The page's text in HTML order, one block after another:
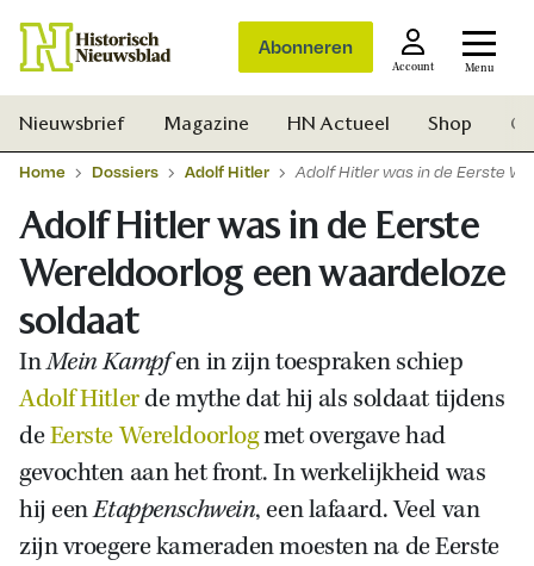
Abonneren
Account Menu
Zoek
Nieuwsbrief Magazine HN Actueel Shop
Home Dossiers Adolf Hitler Adolf Hitler was in de Eerste
Adolf Hitler was in de Eerste
Wereldoorlog een waardeloze
soldaat
InMein Kampfen in zijn toespraken schiep
Adolf Hitlerde mythe dat hij als soldaat tijdens
deEerste Wereldoorlogmet overgave had
gevochten aan het front. In werkelijkheid was
hij eenEtappenschwein, een lafaard. Veel van
zijn vroegere kameraden moesten na de Eerste